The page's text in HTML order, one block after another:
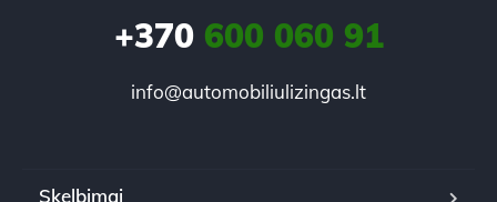
+370600 060 91
info@automobiliulizingas.lt
Skelbimai